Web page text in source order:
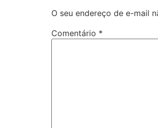
O seu endereço de e-mail
Comentário *